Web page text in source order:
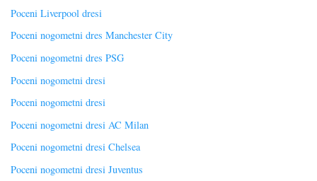
Poceni Liverpool dresi
Poceni nogometni dres Manchester City
Poceni nogometni dres PSG
Poceni nogometni dresi
Poceni nogometni dresi
Poceni nogometni dresi AC Milan
Poceni nogometni dresi Chelsea
Poceni nogometni dresi Juventus